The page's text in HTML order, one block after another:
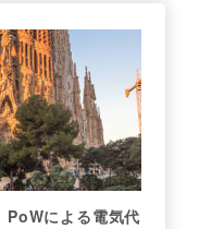
による電気代